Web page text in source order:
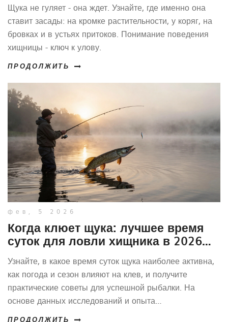
Щука не гуляет - она ждет. Узнайте, где именно она
ставит засады: на кромке растительности, у коряг, на
бровках и в устьях притоков. Понимание поведения
хищницы - ключ к улову.
ПРОДОЛЖИТЬ
фев, 5 2026
Когда клюет щука: лучшее время
суток для ловли хищника в 2026
году
Узнайте, в какое время суток щука наиболее активна,
как погода и сезон влияют на клев, и получите
практические советы для успешной рыбалки. На
основе данных исследований и опыта
ПРОДОЛЖИТЬ